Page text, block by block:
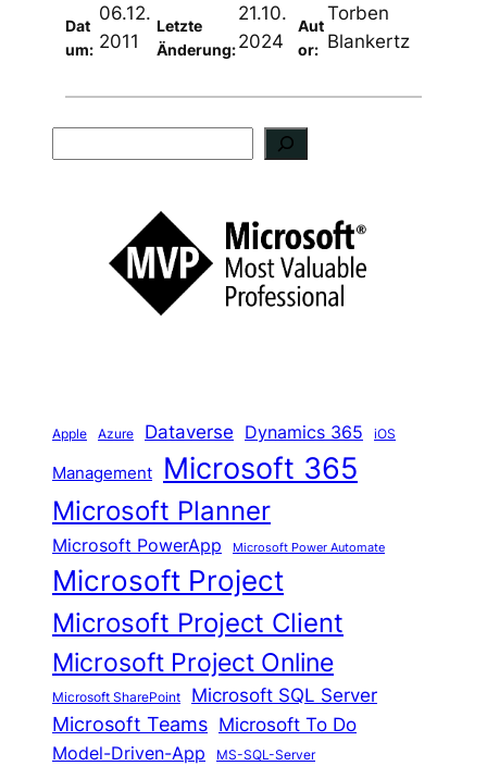
Dat
um:
06.12.
2011
Letzte
Änderung:
21.10.
2024
Aut
or:
Torben
Blankertz
Apple Azure Dataverse Dynamics 365 iOS
Management Microsoft 365
Microsoft Planner
Microsoft PowerApp Microsoft Power Automate
Microsoft Project
Microsoft Project Client
Microsoft Project Online
Microsoft SharePoint Microsoft SQL Server
Microsoft Teams Microsoft To Do
Model-Driven-App MS-SQL-Server